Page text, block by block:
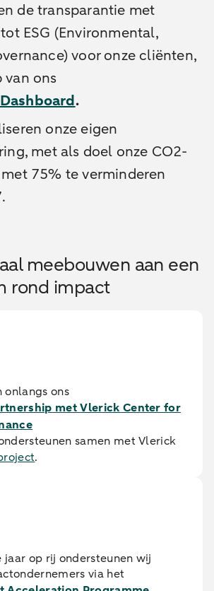
de transparantie met
ESG (Environmental,
voor onze cliënten,
ons
.
onze eigen
met als doel onze CO2-
75% te verminderen
meebouwen aan een
rond impact
onlangs ons
met Vlerick Center for
samen met Vlerick
.
jaar op rij ondersteunen wij
via het